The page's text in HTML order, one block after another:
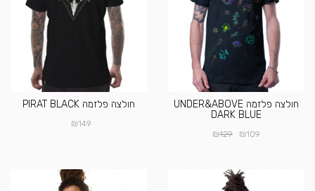
חולצה פלזמה UNDER&ABOVE
DARK BLUE
₪109
₪129
חולצה פלזמה PIRAT BLACK
₪149